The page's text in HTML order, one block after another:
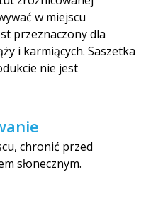
w miejscu
przeznaczony dla
i karmiących. Saszetka
nie jest
chronić przed
słonecznym.